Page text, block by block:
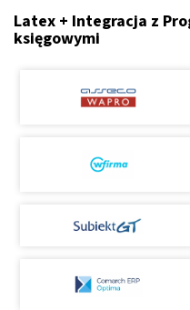
Latex + Integracja z
księgowymi